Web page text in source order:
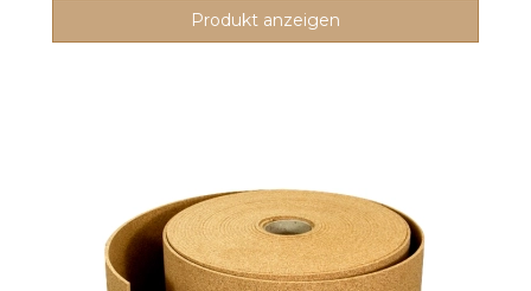
Produkt anzeigen